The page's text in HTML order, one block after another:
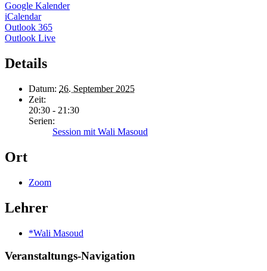
Google Kalender
iCalendar
Outlook 365
Outlook Live
Details
Datum: 26. September 2025
Zeit:
20:30 - 21:30
Serien:
Session mit Wali Masoud
Ort
Zoom
Lehrer
*Wali Masoud
Veranstaltungs-Navigation